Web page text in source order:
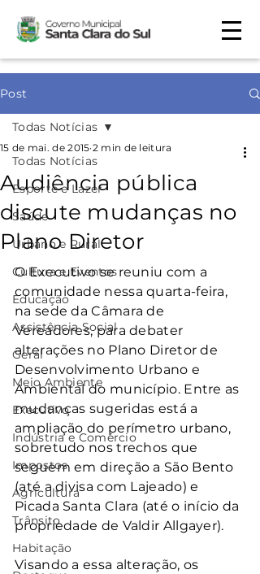
Post
Todas Notícias
Esporte e Lazer
Saúde
Urbano e Rural
Cultura e Eventos
Educação
Assistência Social
Geral
Meio Ambiente
Executivo
Indústria e Comércio
Impostos
Agricultura
Trânsito
Habitação
Todas Notícias
Audiência pública
discute mudanças no
Plano Diretor
15 de mai. de 2015 2 min de leitura
O Executivo se reuniu com a
comunidade nessa quarta-feira,
na sede da Câmara de
Vereadores, para debater
alterações no Plano Diretor de
Desenvolvimento Urbano e
Ambiental do município. Entre as
mudanças sugeridas está a
ampliação do perímetro urbano,
sobretudo nos trechos que
seguem em direção a São Bento
(até a divisa com Lajeado) e
Picada Santa Clara (até o início da
propriedade de Valdir Allgayer).
Visando a essa alteração, os